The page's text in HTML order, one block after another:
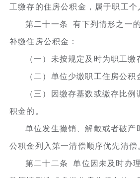
工缴存的住房公积金，属于职工个
第二十一条 有下列情形之一
补缴住房公积金：
（一）未按规定及时为职工缴
（二）单位少缴职工住房公积
（三）因缴存基数或缴存比
积金的。
单位发生撤销、解散或者破产
公积金列入第一清偿顺序优先清偿
第二十二条 单位因未及时办